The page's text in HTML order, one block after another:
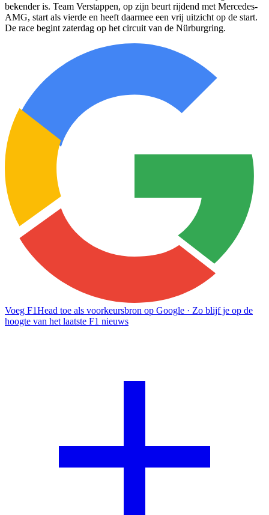
bekender is. Team Verstappen, op zijn beurt rijdend met Mercedes-
AMG, start als vierde en heeft daarmee een vrij uitzicht op de start.
De race begint zaterdag op het circuit van de Nürburgring.
Voeg F1Head toe als voorkeursbron op Google · Zo blijf je op de
hoogte van het laatste F1 nieuws